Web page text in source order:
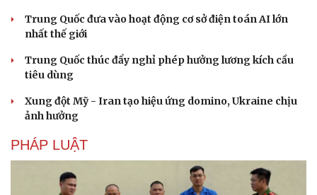
Du lịch
Tư vấn
Săn Tour
Câu chuyện thời sự
Trung Quốc đưa vào hoạt động cơ sở điện toán AI lớn
nhất thế giới
Trung Quốc thúc đẩy nghỉ phép hưởng lương kích cầu
tiêu dùng
Xung đột Mỹ - Iran tạo hiệu ứng domino, Ukraine chịu
ảnh hưởng
PHÁP LUẬT